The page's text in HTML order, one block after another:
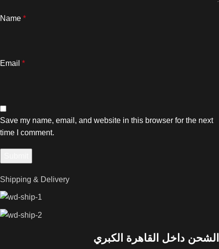
Name *
Email *
Save my name, email, and website in this browser for the next
time I comment.
Shipping & Delivery
الشحن داخل القاهرة الكبري